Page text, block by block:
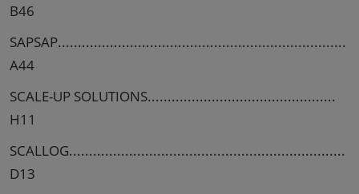
B46
SAPSAP........................................................................
A44
SCALE-UP SOLUTIONS...............................................
H11
SCALLOG.....................................................................
D13